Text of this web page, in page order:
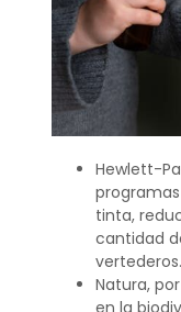
Hewlett-
tinta,
cantidad
vertederos.
Natura,